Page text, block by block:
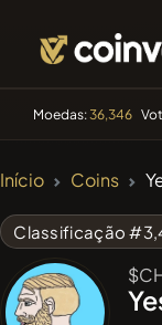
Moedas:36,346
Início Coins
Classificação